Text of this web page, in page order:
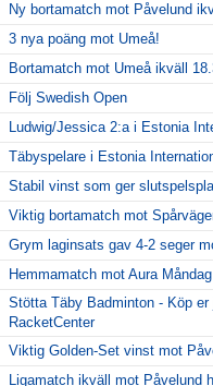
Ny bortamatch mot Påvelund
3 nya poäng mot Umeå!
Bortamatch mot Umeå ikväll
Följ Swedish Open
Ludwig/Jessica 2:a i Estonia
Täbyspelare i Estonia
Stabil vinst som ger
Viktig bortamatch mot
Grym laginsats gav 4-2 seger
Hemmamatch mot Aura
Stötta Täby Badminton - Köp
RacketCenter
Viktig Golden-Set vinst mot
Ligamatch ikväll mot Påvelund